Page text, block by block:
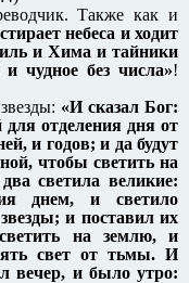
Также как и
небеса и ходит
и Хима и тайники
чудное без числа»!
«И сказал Бог:
для отделения дня от
и годов; и да будут
чтобы светить на
светила великие:
днем, и светило
и поставил их
на землю, и
свет от тьмы. И
вечер, и было утро: